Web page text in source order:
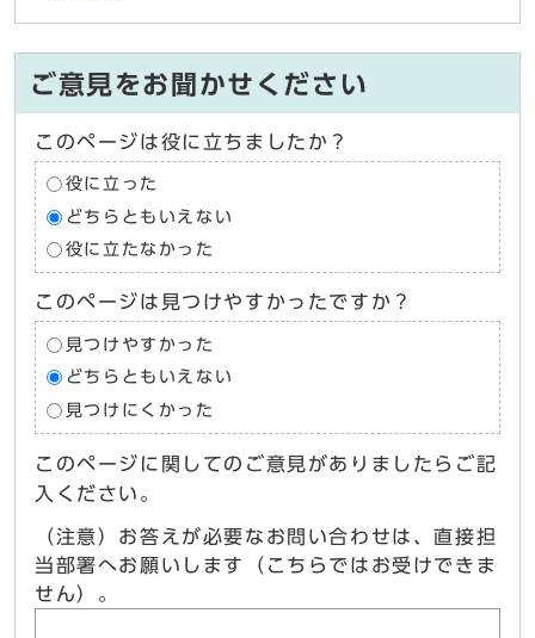
ご意見をお聞かせください
このページは役に立ちましたか？
役に立った
どちらともいえない
役に立たなかった
このページは見つけやすかったですか？
見つけやすかった
どちらともいえない
見つけにくかった
このページに関してのご意見がありましたらご記
入ください。
（注意）お答えが必要なお問い合わせは、直接担
当部署へお願いします（こちらではお受けできま
せん）。